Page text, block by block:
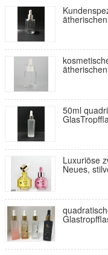
50ml
Luxuriöse
Neues,